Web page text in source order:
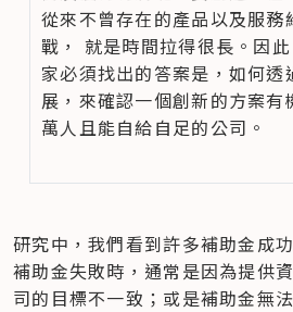
從來不曾存在的產品以及服務
戰， 就是時間拉得很長。因
家必須找出的答案是，如何透
展，來確認一個創新的方案有
萬人且能自給自足的公司。
研究中，我們看到許多補助金成
補助金失敗時，通常是因為提供
司的目標不一致；或是補助金無